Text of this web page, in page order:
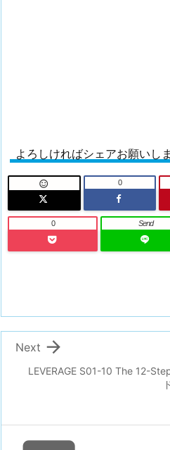
よろしければシェアお願いし
 0
0 Send
LEVERAGE S01-10 The 12-

Next